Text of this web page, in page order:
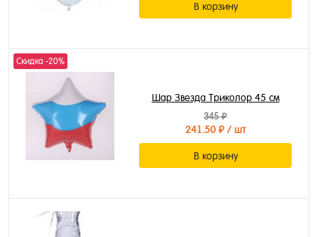
В корзину
Скидка -20%
Шар Звезда Триколор 45 см
345 ₽
241.50 ₽/ шт
В корзину